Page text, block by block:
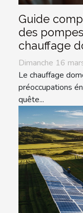
Guide
des
chauffage
Dimanche 16
Le chauffage
préoccupations
quête...